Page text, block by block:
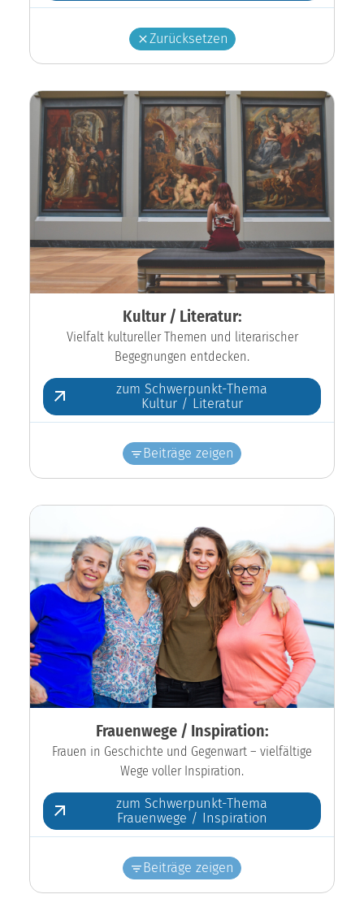
Zurücksetzen
Kultur / Literatur:
Vielfalt kultureller Themen und literarischer
Begegnungen entdecken.
zum Schwerpunkt-Thema
Kultur / Literatur
Beiträge zeigen
Frauenwege / Inspiration:
Frauen in Geschichte und Gegenwart – vielfältige
Wege voller Inspiration.
zum Schwerpunkt-Thema
Frauenwege / Inspiration
Beiträge zeigen